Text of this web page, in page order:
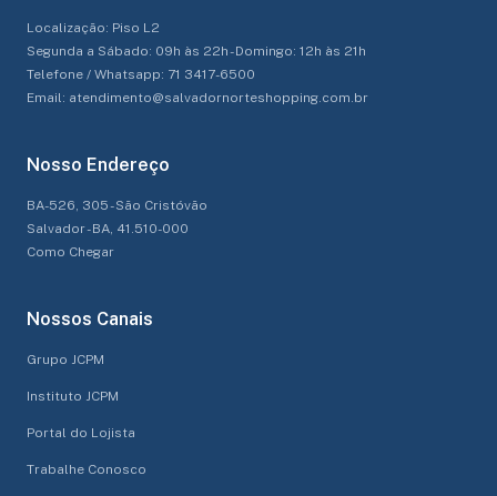
Localização: Piso L2
Segunda a Sábado: 09h às 22h - Domingo: 12h às 21h
Telefone / Whatsapp: 71 3417-6500
Email: atendimento@salvadornorteshopping.com.br
Nosso Endereço
BA-526, 305 - São Cristóvão
Salvador - BA, 41.510-000
Como Chegar
Nossos Canais
Grupo JCPM
Instituto JCPM
Portal do Lojista
Trabalhe Conosco